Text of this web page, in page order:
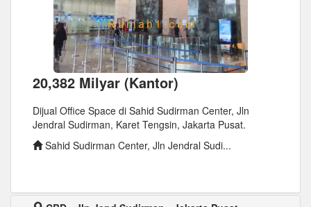
20,382 Milyar (Kantor)
Dijual Office Space di Sahid Sudirman Center, Jln
Jendral Sudirman, Karet Tengsin, Jakarta Pusat.
Sahid Sudirman Center, Jln Jendral Sudi...